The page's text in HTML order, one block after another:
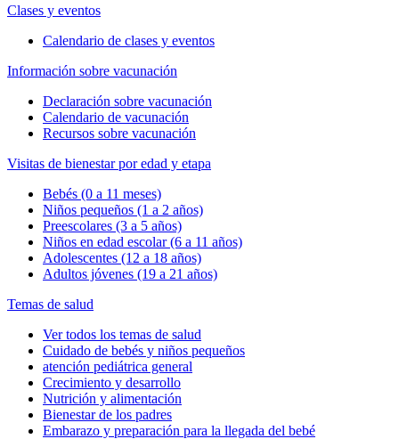
Clases y eventos
Calendario de clases y eventos
Información sobre vacunación
Declaración sobre vacunación
Calendario de vacunación
Recursos sobre vacunación
Visitas de bienestar por edad y etapa
Bebés (0 a 11 meses)
Niños pequeños (1 a 2 años)
Preescolares (3 a 5 años)
Niños en edad escolar (6 a 11 años)
Adolescentes (12 a 18 años)
Adultos jóvenes (19 a 21 años)
Temas de salud
Ver todos los temas de salud
Cuidado de bebés y niños pequeños
atención pediátrica general
Crecimiento y desarrollo
Nutrición y alimentación
Bienestar de los padres
Embarazo y preparación para la llegada del bebé